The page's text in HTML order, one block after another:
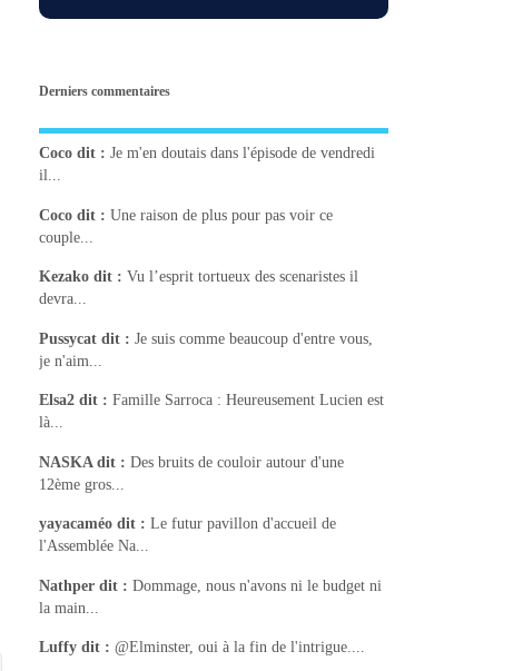
Derniers commentaires
Coco dit : Je m'en doutais dans l'épisode de vendredi
il...
Coco dit : Une raison de plus pour pas voir ce
couple...
Kezako dit : Vu l’esprit tortueux des scenaristes il
devra...
Pussycat dit : Je suis comme beaucoup d'entre vous,
je n'aim...
Elsa2 dit : Famille Sarroca : Heureusement Lucien est
là...
NASKA dit : Des bruits de couloir autour d'une
12ème gros...
yayacaméo dit : Le futur pavillon d'accueil de
l'Assemblée Na...
Nathper dit : Dommage, nous n'avons ni le budget ni
la main...
Luffy dit : @Elminster, oui à la fin de l'intrigue....